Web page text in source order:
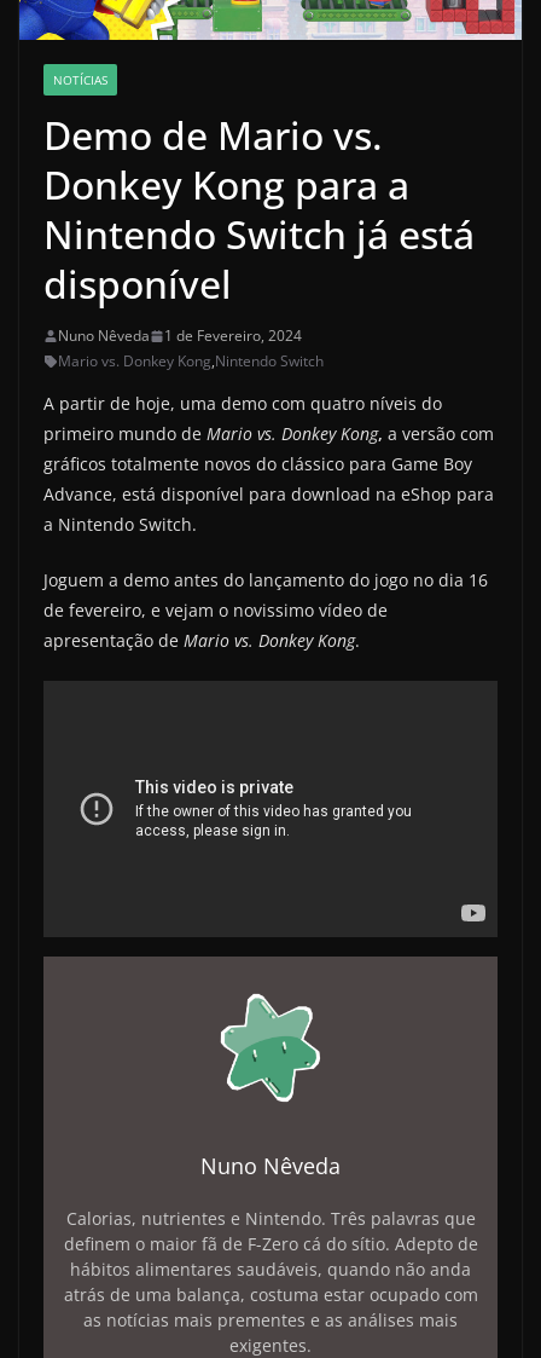
NOTÍCIAS
Demo de Mario vs.
Donkey Kong para a
Nintendo Switch já está
disponível
Nuno Nêveda
1 de Fevereiro, 2024
Mario vs. Donkey Kong,Nintendo Switch
A partir de hoje, uma demo com quatro níveis do
primeiro mundo de Mario vs. Donkey Kong, a versão com
gráficos totalmente novos do clássico para Game Boy
Advance, está disponível para download na eShop para
a Nintendo Switch.
Joguem a demo antes do lançamento do jogo no dia 16
de fevereiro, e vejam o novissimo vídeo de
apresentação de Mario vs. Donkey Kong.
Nuno Nêveda
Calorias, nutrientes e Nintendo. Três palavras que
definem o maior fã de F-Zero cá do sítio. Adepto de
hábitos alimentares saudáveis, quando não anda
atrás de uma balança, costuma estar ocupado com
as notícias mais prementes e as análises mais
exigentes.